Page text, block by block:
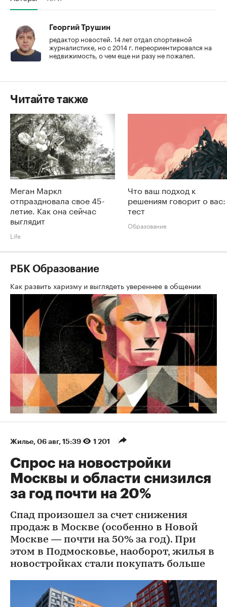
Георгий Трушин
редактор новостей. 14 лет отдал спортивной
журналистике, но с 2014 г. переориентировался на
недвижимость, о чем еще ни разу не пожалел.
Читайте также
Меган Маркл
отпраздновала свое 45-
летие. Как она сейчас
выглядит
Life
Что ваш подход к
решениям говорит о вас:
тест
Образование
РБК Образование
Как развить харизму и выглядеть увереннее в общении
Жилье 06 авг, 15:39 1 201
Спрос на новостройки
Москвы и области снизился
за год почти на 20%
Спад произошел за счет снижения
продаж в Москве (особенно в Новой
Москве — почти на 50% за год). При
этом в Подмосковье, наоборот, жилья в
новостройках стали покупать больше